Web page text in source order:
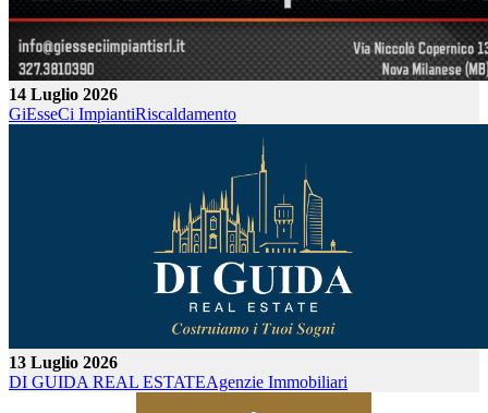
14 Luglio 2026
GiEsseCi ImpiantiRiscaldamento
13 Luglio 2026
DI GUIDA REAL ESTATEAgenzie Immobiliari